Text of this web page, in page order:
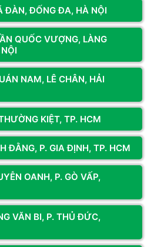
kỹ lưỡng nhằm đảm bảo máy vận
ro hỏng hóc.
hỗ trợ kỹ thuật
hãngtại Hoàng Long Computer,
sách bảo hành minh bạch, hỗ
nâng cấp phù hợp theo từng giai
ĐÀN, ĐỐNG ĐA, HÀ NỘI
QUỐC VƯỢNG, LÀNG
NAM, LÊ CHÂN, HẢI
KIỆT, TP. HCM
ĐẰNG, P. GIA ĐỊNH, TP. HCM
OANH, P. GÒ VẤP,
VĂN BI, P. THỦ ĐỨC,